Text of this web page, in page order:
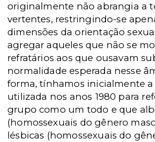
originalmente não abrangia a
vertentes, restringindo-se
dimensões da orientação
agregar aqueles que não se
refratários aos que ousavam
normalidade esperada nesse
forma, tínhamos inicialmente a
utilizada nos anos 1980 para
grupo como um todo e que
(homossexuais do gênero
lésbicas (homossexuais do